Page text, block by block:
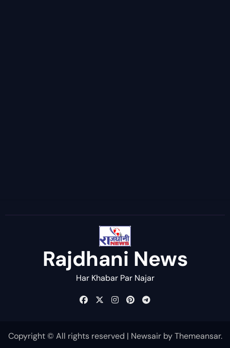
Rajdhani News
Har Khabar Par Najar
Copyright © All rights reserved | NewsairbyThemeansar.